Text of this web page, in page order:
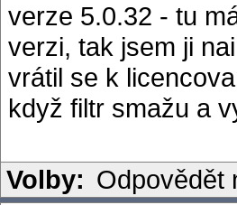
verze 5.0.32 - tu
verzi, tak jsem ji
vrátil se k
když filtr smažu a
Volby: Odpovědět